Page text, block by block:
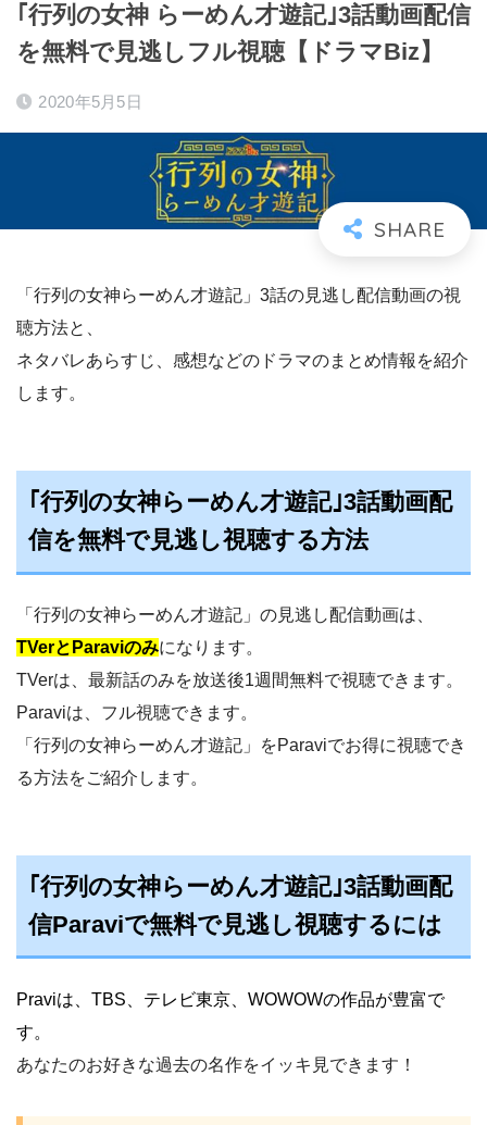
｢行列の女神 らーめん才遊記｣3話動画配信
を無料で見逃しフル視聴【ドラマBiz】
2020年5月5日
「行列の女神らーめん才遊記」3話の見逃し配信動画の視
聴方法と、
ネタバレあらすじ、感想などのドラマのまとめ情報を紹介
します。
｢行列の女神らーめん才遊記｣3話動画配
信を無料で見逃し視聴する方法
「行列の女神らーめん才遊記」の見逃し配信動画は、
TVerとParaviのみになります。
TVerは、最新話のみを放送後1週間無料で視聴できます。
Paraviは、フル視聴できます。
「行列の女神らーめん才遊記」をParaviでお得に視聴でき
る方法をご紹介します。
｢行列の女神らーめん才遊記｣3話動画配
信Paraviで無料で見逃し視聴するには
Praviは、TBS、テレビ東京、WOWOWの作品が豊富で
す。
あなたのお好きな過去の名作をイッキ見できます！